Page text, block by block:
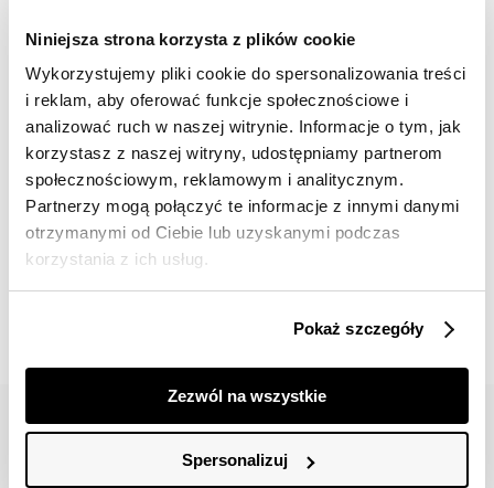
Niniejsza strona korzysta z plików cookie
Wykorzystujemy pliki cookie do spersonalizowania treści
i reklam, aby oferować funkcje społecznościowe i
analizować ruch w naszej witrynie. Informacje o tym, jak
korzystasz z naszej witryny, udostępniamy partnerom
społecznościowym, reklamowym i analitycznym.
Partnerzy mogą połączyć te informacje z innymi danymi
otrzymanymi od Ciebie lub uzyskanymi podczas
korzystania z ich usług.
Pokaż szczegóły
Zezwól na wszystkie
Spersonalizuj
50,00 zł
Cena regularna
219,00 zł
Najniższa cena z 30 dni przed
obniżką50,37 zł
47,00 zł
Cena regularna
239,00 zł
Najniższa cena z 30 dni przed
obniżką47,80 zł
📸 OZNACZAJ NAS NA ZDJĘCIACH
#topsecretfashion